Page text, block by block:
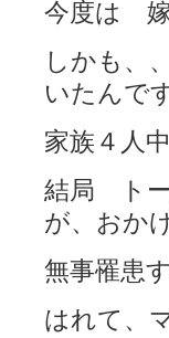
今度は 嫁
しかも、
いたんで
家族４人
結局 ト
が、おか
無事罹患
はれて、